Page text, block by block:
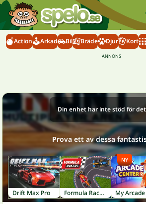
Action Arkad Bil Bräde Djur Kort
Din enhet har inte stöd för
Prova ett av dessa
Drift Max Pro Formula Racers
NY